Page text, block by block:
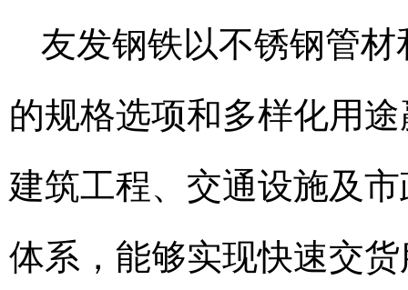
友发钢铁以不锈钢管
的规格选项和多样化用
建筑工程、交通设施及
体系，能够实现快速交